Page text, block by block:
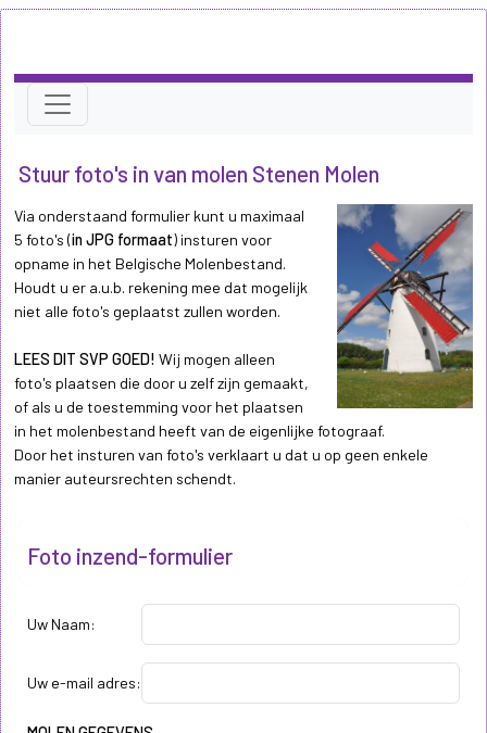
Stuur foto's in van molen Stenen Molen
Via onderstaand formulier kunt u maximaal
5 foto's (in JPG formaat) insturen voor
opname in het Belgische Molenbestand.
Houdt u er a.u.b. rekening mee dat mogelijk
niet alle foto's geplaatst zullen worden.
LEES DIT SVP GOED! Wij mogen alleen
foto's plaatsen die door u zelf zijn gemaakt,
of als u de toestemming voor het plaatsen
in het molenbestand heeft van de eigenlijke fotograaf.
Door het insturen van foto's verklaart u dat u op geen enkele
manier auteursrechten schendt.
Foto inzend-formulier
Uw Naam:
Uw e-mail adres: